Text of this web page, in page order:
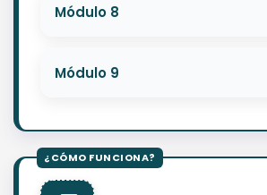
Módulo 8
Módulo 9